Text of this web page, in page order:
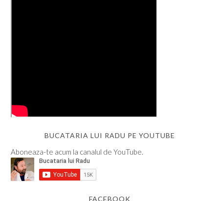
BUCATARIA LUI RADU PE YOUTUBE
Aboneaza-te acum la canalul de YouTube.
FACEBOOK